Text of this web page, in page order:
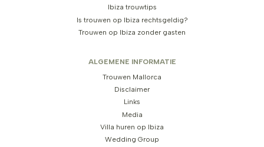
Ibiza trouwtips
Is trouwen op Ibiza rechtsgeldig?
Trouwen op Ibiza zonder gasten
ALGEMENE INFORMATIE
Trouwen Mallorca
Disclaimer
Links
Media
Villa huren op Ibiza
Wedding Group